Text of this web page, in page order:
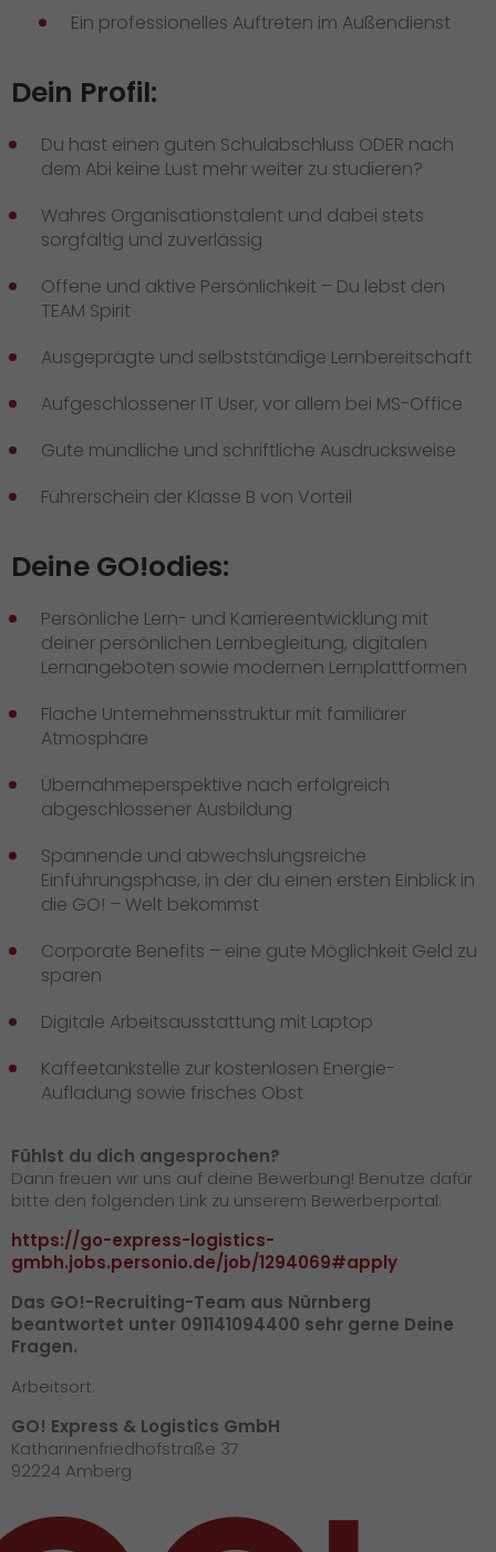
Ein professionelles Auftreten im Außendienst
Dein Profil:
Du hast einen guten Schulabschluss ODER nach
dem Abi keine Lust mehr weiter zu studieren?
Wahres Organisationstalent und dabei stets
sorgfältig und zuverlässig
Offene und aktive Persönlichkeit – Du lebst den
TEAM Spirit
Ausgeprägte und selbstständige Lernbereitschaft
Aufgeschlossener IT User, vor allem bei MS-Office
Gute mündliche und schriftliche Ausdrucksweise
Führerschein der Klasse B von Vorteil
Deine GO!odies:
Persönliche Lern- und Karriereentwicklung mit
deiner persönlichen Lernbegleitung, digitalen
Lernangeboten sowie modernen Lernplattformen
Flache Unternehmensstruktur mit familiärer
Atmosphäre
Übernahmeperspektive nach erfolgreich
abgeschlossener Ausbildung
Spannende und abwechslungsreiche
Einführungsphase, in der du einen ersten Einblick in
die GO! – Welt bekommst
Corporate Benefits – eine gute Möglichkeit Geld zu
sparen
Digitale Arbeitsausstattung mit Laptop
Kaffeetankstelle zur kostenlosen Energie-
Aufladung sowie frisches Obst
Fühlst du dich angesprochen?
Dann freuen wir uns auf deine Bewerbung! Benutze dafür
bitte den folgenden Link zu unserem Bewerberportal:
https://go-express-logistics-
gmbh.jobs.personio.de/job/1294069#apply
Das GO!-Recruiting-Team aus Nürnberg
beantwortet unter 091141094400 sehr gerne Deine
Fragen.
Arbeitsort:
GO! Express & Logistics GmbH
Katharinenfriedhofstraße 37
92224 Amberg